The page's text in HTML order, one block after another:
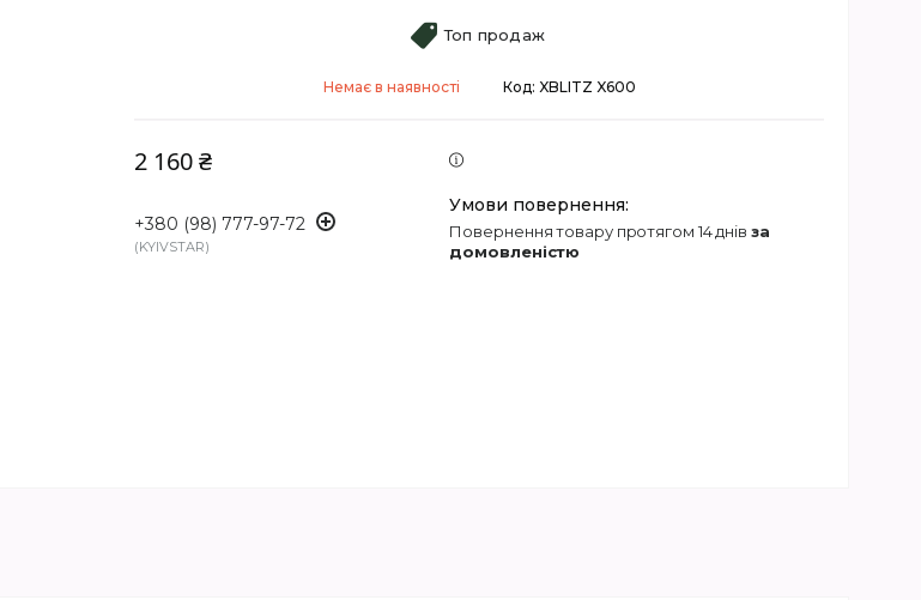
Топ продаж
Немає в наявності Код: XBLITZ X600
2 160 ₴
+380 (98) 777-97-72
KYIVSTAR
повернення товару протягом 14 днів за
домовленістю